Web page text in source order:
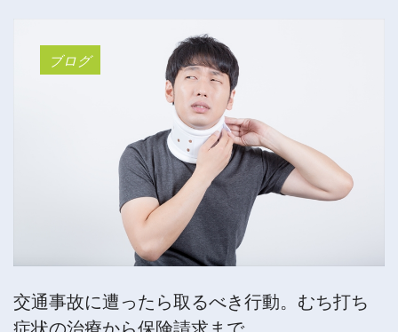
ブログ
交通事故に遭ったら取るべき行動。むち打ち
症状の治療から保険請求まで。